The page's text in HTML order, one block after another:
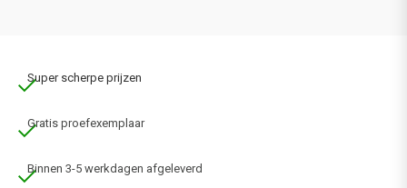
Super scherpe prijzen
Gratis proefexemplaar
Binnen 3-5 werkdagen afgeleverd